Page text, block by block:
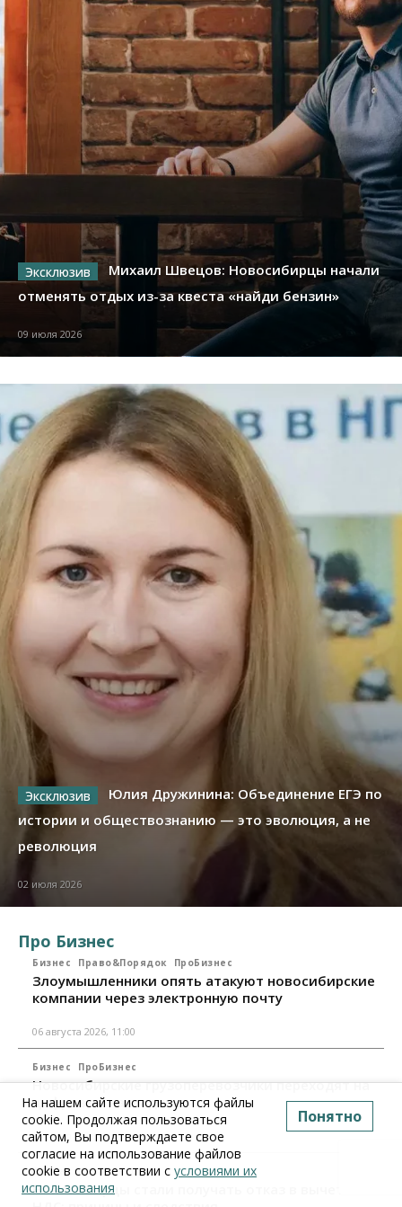
Михаил Швецов: Новосибирцы начали
отменять отдых из-за квеста «найди бензин»
09 июля 2026
Юлия Дружинина: Объединение ЕГЭ по
истории и обществознанию — это эволюция, а не
революция
02 июля 2026
Про Бизнес
Бизнес Право&Порядок ПроБизнес
Злоумышленники опять атакуют новосибирские
компании через электронную почту
06 августа 2026, 11:00
Бизнес ПроБизнес
Новосибирские грузоперевозчики переходят на
цифровые накладные
28 июля 2026, 11:00
Бизнес ПроБизнес
Новосибирцы стали получать отказ в вычете по
На нашем сайте используются файлы
cookie. Продолжая пользоваться
сайтом, Вы подтверждаете свое
согласие на использование файлов
cookie в соответствии с условиями их
использования
Понятно